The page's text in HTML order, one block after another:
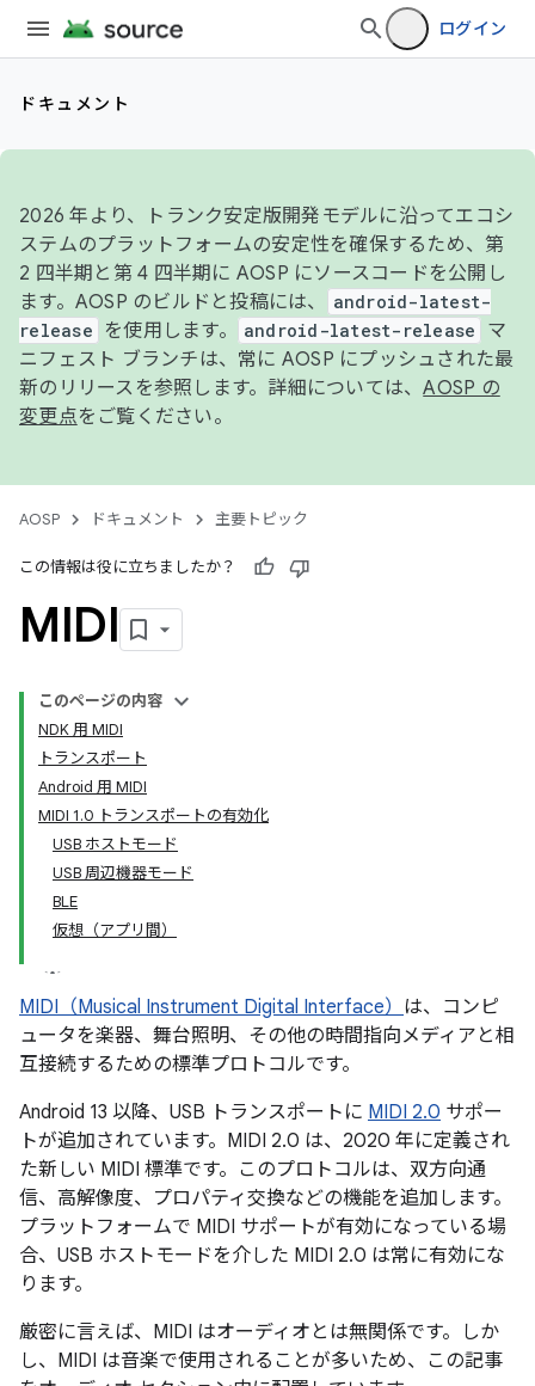
ログイン
ドキュメント
2026 年より、トランク安定版開発モデルに沿ってエコシ
ステムのプラットフォームの安定性を確保するため、第
2 四半期と第 4 四半期に AOSP にソースコードを公開し
ます。AOSP のビルドと投稿には、
android-latest-
release
を使用します。 android-latest-release
マ
ニフェスト ブランチは、常に AOSP にプッシュされた最
新のリリースを参照します。詳細については、AOSP の
変更点をご覧ください。
AOSP ドキュメント 主要トピック
この情報は役に立ちましたか？
MIDI
このページの内容
NDK 用 MIDI
トランスポート
Android 用 MIDI
MIDI 1.0 トランスポートの有効化
USB ホストモード
USB 周辺機器モード
BLE
仮想（アプリ間）
MIDI（Musical Instrument Digital Interface） は、コンピ
ュータを楽器、舞台照明、その他の時間指向メディアと相
互接続するための標準プロトコルです。
Android 13 以降、USB トランスポートに MIDI 2.0 サポー
トが追加されています。MIDI 2.0 は、2020 年に定義され
た新しい MIDI 標準です。このプロトコルは、双方向通
信、高解像度、プロパティ交換などの機能を追加します。
プラットフォームで MIDI サポートが有効になっている場
合、USB ホストモードを介した MIDI 2.0 は常に有効にな
ります。
厳密に言えば、MIDI はオーディオとは無関係です。しか
し、MIDI は音楽で使用されることが多いため、この記事